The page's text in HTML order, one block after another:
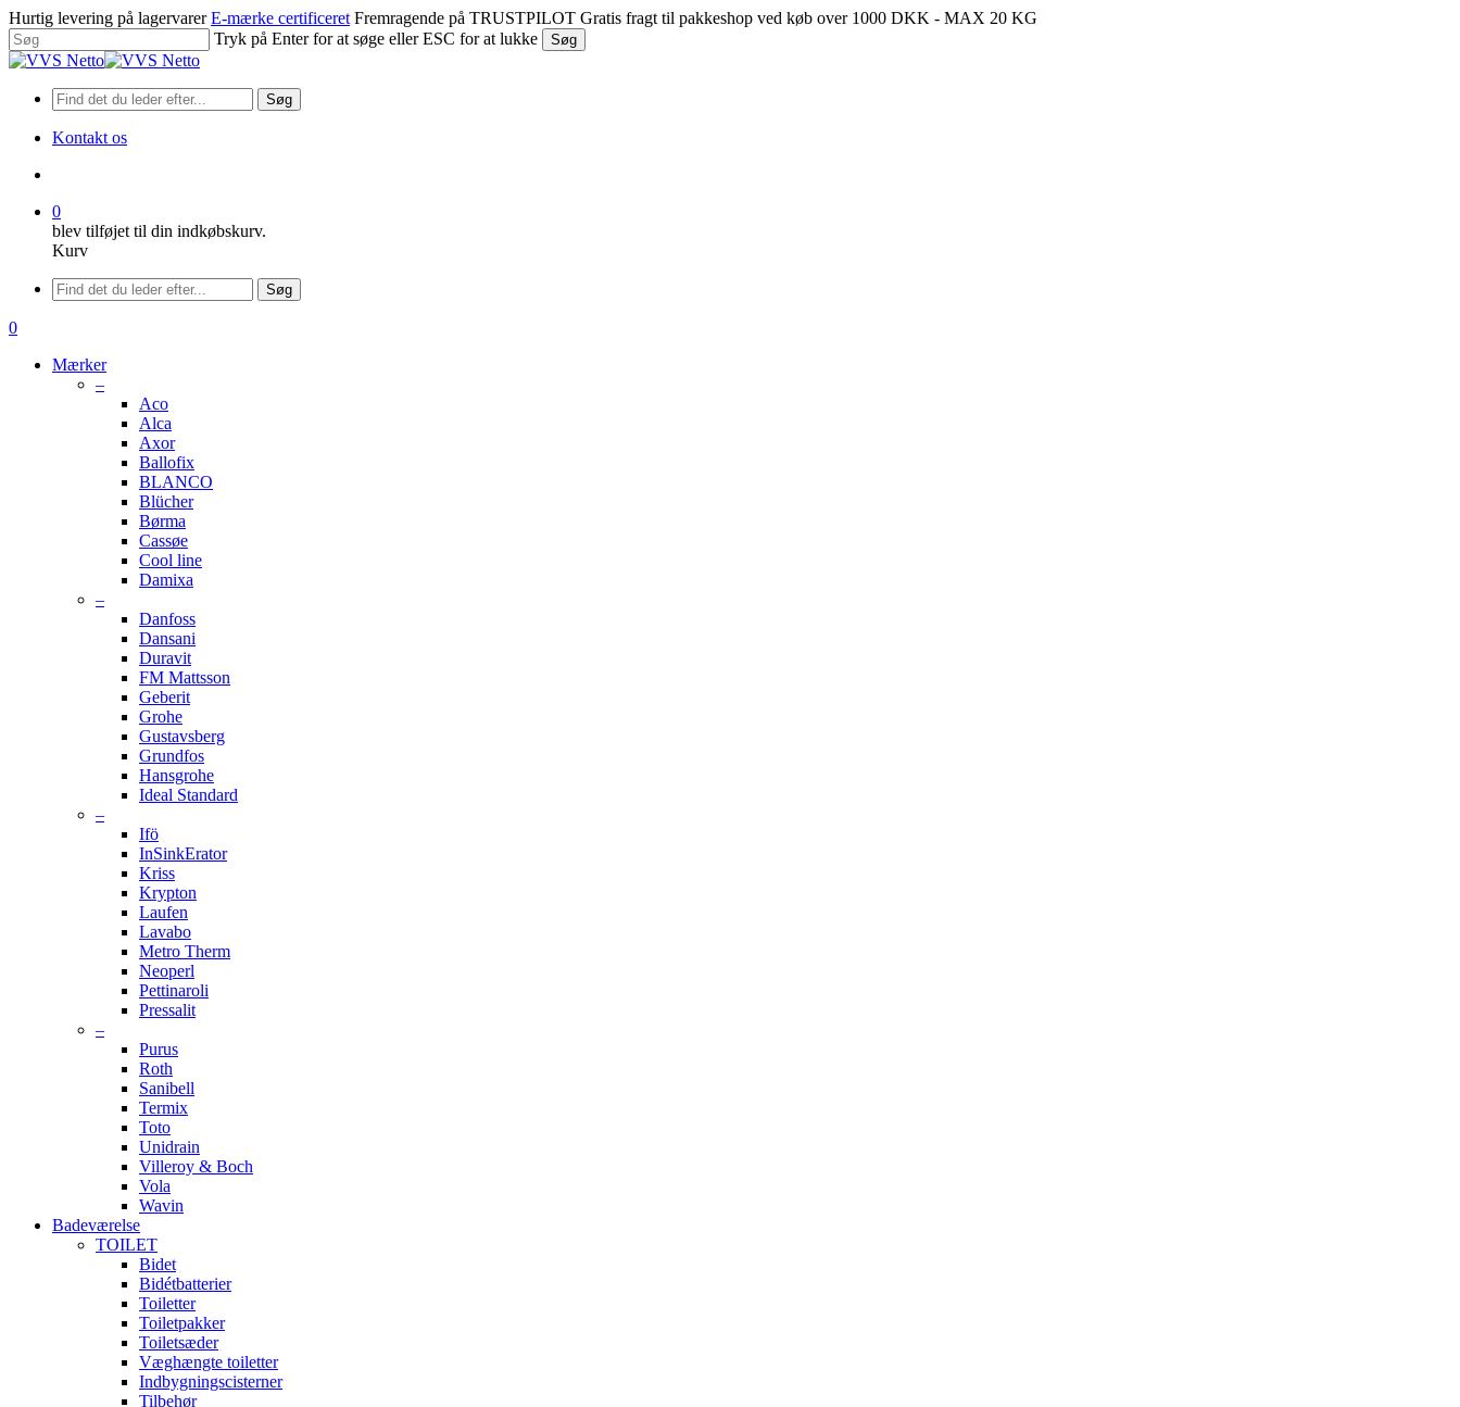
Spring
til
hovedindhold
Hurtig levering på lagervarer E-mærke certificeret Fremragende på TRUSTPILOT Gratis fragt til pakkeshop ved køb over 1000 DKK - MAX 20 KG
Tryk på Enter for at søge eller ESC for at lukke
Søg
Luk
Søg
Kontakt os
0
blev tilføjet til din indkøbskurv.
Kurv
Menu
Søg
søge
0
Mærker
–
Aco
Alca
Axor
Ballofix
BLANCO
Blücher
Børma
Cassøe
Cool line
Damixa
–
Danfoss
Dansani
Duravit
FM Mattsson
Geberit
Grohe
Gustavsberg
Grundfos
Hansgrohe
Ideal Standard
–
Ifö
InSinkErator
Kriss
Krypton
Laufen
Lavabo
Metro Therm
Neoperl
Pettinaroli
Pressalit
–
Purus
Roth
Sanibell
Termix
Toto
Unidrain
Villeroy & Boch
Vola
Wavin
Badeværelse
TOILET
Bidet
Bidétbatterier
Toiletter
Toiletpakker
Toiletsæder
Væghængte toiletter
Indbygningscisterner
Tilbehør